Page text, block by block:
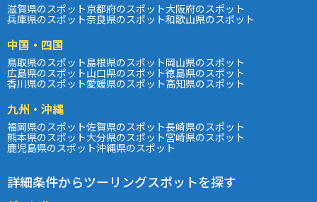
滋賀県のスポット京都府のスポット大阪府のスポット
兵庫県のスポット奈良県のスポット和歌山県のスポット
中国・四国
鳥取県のスポット島根県のスポット岡山県のスポット
広島県のスポット山口県のスポット徳島県のスポット
香川県のスポット愛媛県のスポット高知県のスポット
九州・沖縄
福岡県のスポット佐賀県のスポット長崎県のスポット
熊本県のスポット大分県のスポット宮崎県のスポット
鹿児島県のスポット沖縄県のスポット
詳細条件からツーリングスポットを探す